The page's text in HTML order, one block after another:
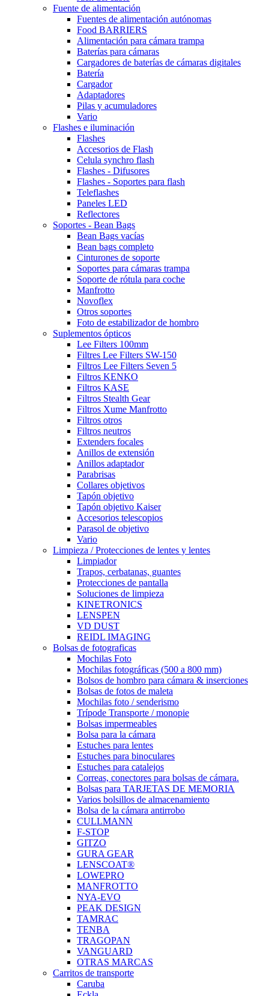
Fuente de alimentación
Fuentes de alimentación autónomas
Food BARRIERS
Alimentación para cámara trampa
Baterías para cámaras
Cargadores de baterías de cámaras digitales
Batería
Cargador
Adaptadores
Pilas y acumuladores
Vario
Flashes e iluminación
Flashes
Accesorios de Flash
Celula synchro flash
Flashes - Difusores
Flashes - Soportes para flash
Teleflashes
Paneles LED
Reflectores
Soportes - Bean Bags
Bean Bags vacías
Bean bags completo
Cinturones de soporte
Soportes para cámaras trampa
Soporte de rótula para coche
Manfrotto
Novoflex
Otros soportes
Foto de estabilizador de hombro
Suplementos ópticos
Lee Filters 100mm
Filtres Lee Filters SW-150
Filtros Lee Filters Seven 5
Filtros KENKO
Filtros KASE
Filtros Stealth Gear
Filtros Xume Manfrotto
Filtros otros
Filtros neutros
Extenders focales
Anillos de extensión
Anillos adaptador
Parabrisas
Collares objetivos
Tapón objetivo
Tapón objetivo Kaiser
Accesorios telescopios
Parasol de objetivo
Vario
Limpieza / Protecciones de lentes y lentes
Limpiador
Trapos, cerbatanas, guantes
Protecciones de pantalla
Soluciones de limpieza
KINETRONICS
LENSPEN
VD DUST
REIDL IMAGING
Bolsas de fotograficas
Mochilas Foto
Mochilas fotográficas (500 a 800 mm)
Bolsos de hombro para cámara & inserciones
Bolsas de fotos de maleta
Mochilas foto / senderismo
Trípode Transporte / monopie
Bolsas impermeables
Bolsa para la cámara
Estuches para lentes
Estuches para binoculares
Estuches para catalejos
Correas, conectores para bolsas de cámara.
Bolsas para TARJETAS DE MEMORIA
Varios bolsillos de almacenamiento
Bolsa de la cámara antirrobo
CULLMANN
F-STOP
GITZO
GURA GEAR
LENSCOAT®
LOWEPRO
MANFROTTO
NYA-EVO
PEAK DESIGN
TAMRAC
TENBA
TRAGOPAN
VANGUARD
OTRAS MARCAS
Carritos de transporte
Caruba